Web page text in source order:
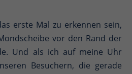
erste Mal zu erkennen sein,
vor den Rand der
Und als ich auf meine Uhr
Besuchern, die gerade